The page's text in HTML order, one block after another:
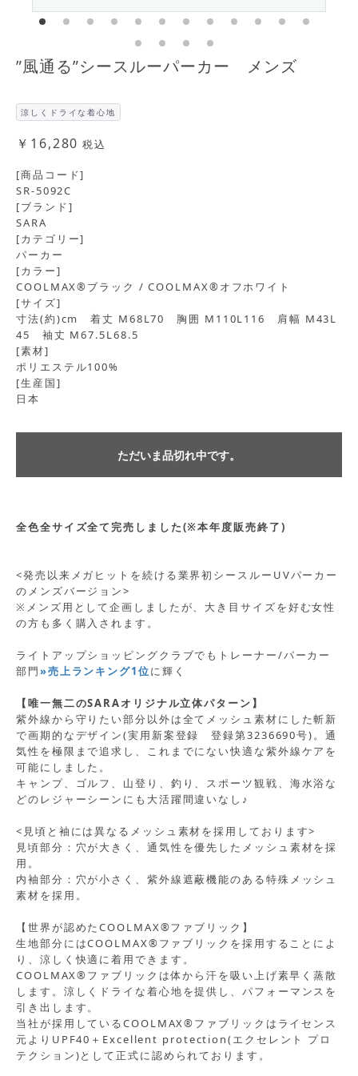
”風通る”シースルーパーカー メンズ
涼しくドライな着心地
￥16,280 税込
[商品コード]
SR-5092C
[ブランド]
SARA
[カテゴリー]
パーカー
[カラー]
COOLMAX®ブラック / COOLMAX®オフホワイト
[サイズ]
寸法(約)cm 着丈 M68L70 胸囲 M110L116 肩幅 M43L
45 袖丈 M67.5L68.5
[素材]
ポリエステル100%
[生産国]
日本
ただいま品切れ中です。
全色全サイズ全て完売しました(※本年度販売終了)
<発売以来メガヒットを続ける業界初シースルーUVパーカー
のメンズバージョン>
※メンズ用として企画しましたが、大き目サイズを好む女性
の方も多く購入されます。
ライトアップショッピングクラブでもトレーナー/パーカー
部門»売上ランキング1位に輝く
【唯一無二のSARAオリジナル立体パターン】
紫外線から守りたい部分以外は全てメッシュ素材にした斬新
で画期的なデザイン(実用新案登録 登録第3236690号)。通
気性を極限まで追求し、これまでにない快適な紫外線ケアを
可能にしました。
キャンプ、ゴルフ、山登り、釣り、スポーツ観戦、海水浴な
どのレジャーシーンにも大活躍間違いなし♪
<見頃と袖には異なるメッシュ素材を採用しております>
見頃部分：穴が大きく、通気性を優先したメッシュ素材を採
用。
内袖部分：穴が小さく、紫外線遮蔽機能のある特殊メッシュ
素材を採用。
【世界が認めたCOOLMAX®ファブリック】
生地部分にはCOOLMAX®ファブリックを採用することによ
り、涼しく快適に着用できます。
COOLMAX®ファブリックは体から汗を吸い上げ素早く蒸散
します。涼しくドライな着心地を提供し、パフォーマンスを
引き出します。
当社が採用しているCOOLMAX®ファブリックはライセンス
元よりUPF40＋Excellent protection(エクセレント プロ
テクション)として正式に認められております。